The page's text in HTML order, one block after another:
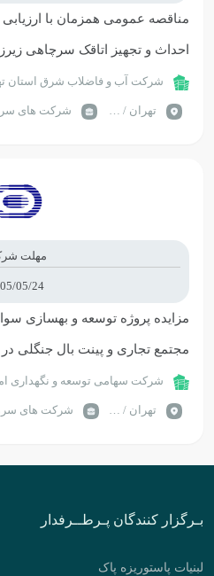
مناقصه عمومی همزمان با
احداث و تجهیز اتاقک سرچاهی
خط انتقال چاه جدید آبسرد به چاه شماره
شرکت آب و فاضلاب شرق استان
تهران / دماوند شرکت های سرمایه
مهلت
05/24
مزایده پروژه توسعه و بهسازی
مجتمع تجاری و پینت بال جنگلی
روش BOLTشرکت سهامی توسعه و نگهداری
تهران / تهران شرکت های سرمایه
بـرگزار کنندگان پـرطــرفدار
لبنیات پاستوریزه پاک